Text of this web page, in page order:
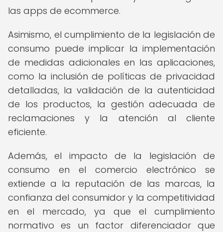
las apps de ecommerce.
Asimismo, el cumplimiento de la legislación de
consumo puede implicar la implementación
de medidas adicionales en las aplicaciones,
como la inclusión de políticas de privacidad
detalladas, la validación de la autenticidad
de los productos, la gestión adecuada de
reclamaciones y la atención al cliente
eficiente.
Además, el impacto de la legislación de
consumo en el comercio electrónico se
extiende a la reputación de las marcas, la
confianza del consumidor y la competitividad
en el mercado, ya que el cumplimiento
normativo es un factor diferenciador que